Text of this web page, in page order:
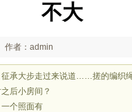
不大
作者：admin
征承大步走过来说道……搓的编织
后小房间？
个照面有